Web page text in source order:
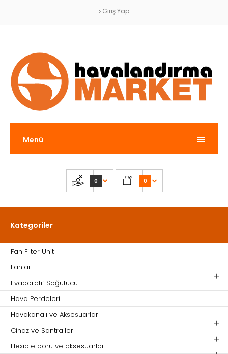
Giriş Yap
Menü
0 0
Kategoriler
Fan Filter Unit
Fanlar
Evaporatif Soğutucu
Hava Perdeleri
Havakanalı ve Aksesuarları
Cihaz ve Santraller
Flexible boru ve aksesuarları